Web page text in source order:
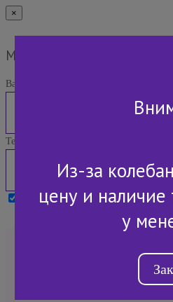
×
Мы Вам перезвоним
Ваше имя:
Телефон:
Я принимаю условияПолитики
+7 (843)
Из-за
цену и наличие
у